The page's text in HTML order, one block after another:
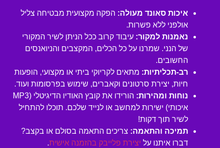
איכות סאונד מעולה: הפקה מקצועית מבטיחה צליל
אולפני ללא פשרות.
נאמנות למקור: עיבוד קרוב ככל הניתן לשיר המקורי
של הנני. שמרנו על כל הכלים, המקצבים והניואנסים
החשובים.
רב-תכליתיות: מתאים לקריוקי ביתי או מקצועי, הופעות
חיות, יצירת סרטונים וקאברים, שימוש בפרסומות ועוד.
נוחות ומהירות:
הורידו את קובץ האודיו הדיגיטלי (MP3
איכותי) ישירות למחשב או לנייד שלכם. תוכלו להתחיל
לשיר תוך דקות!
תמיכה והתאמה: צריכים התאמה בסולם או בקצב?
דברו איתנו על יצירת פלייבק בהזמנה אישית.